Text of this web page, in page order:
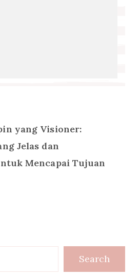
yang Visioner:
Jelas dan
Mencapai Tujuan
Search